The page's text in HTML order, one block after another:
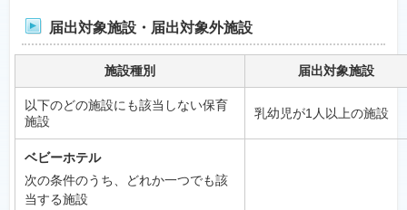
届出対象施設・届出対象外施設
施設種別 届出対象施設
以下のどの施設にも該当しない保育
施設
乳幼児が1人以上の施設
ベビーホテル
次の条件のうち、どれか一つでも該
当する施設